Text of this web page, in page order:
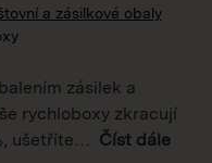
a zásilkové obaly
zásilek a
rychloboxy zkracují
ušetříte
Číst dále